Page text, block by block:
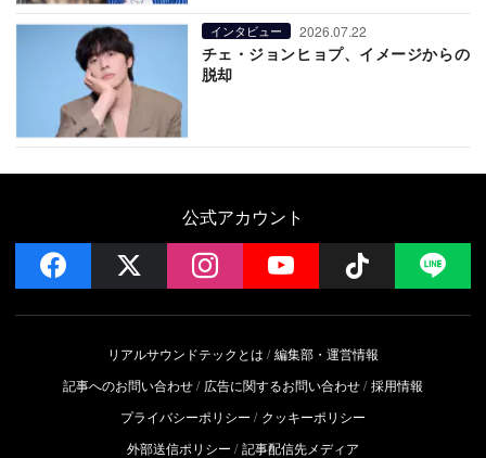
インタビュー 2026.07.22
チェ・ジョンヒョプ、イメージからの
脱却
公式アカウント
facebook instagramYouTube Follow
リアルサウンドテックとは
編集部・運営情報
記事へのお問い合わせ
広告に関するお問い合わせ 採用情報
プライバシーポリシー
クッキーポリシー
外部送信ポリシー
記事配信先メディア